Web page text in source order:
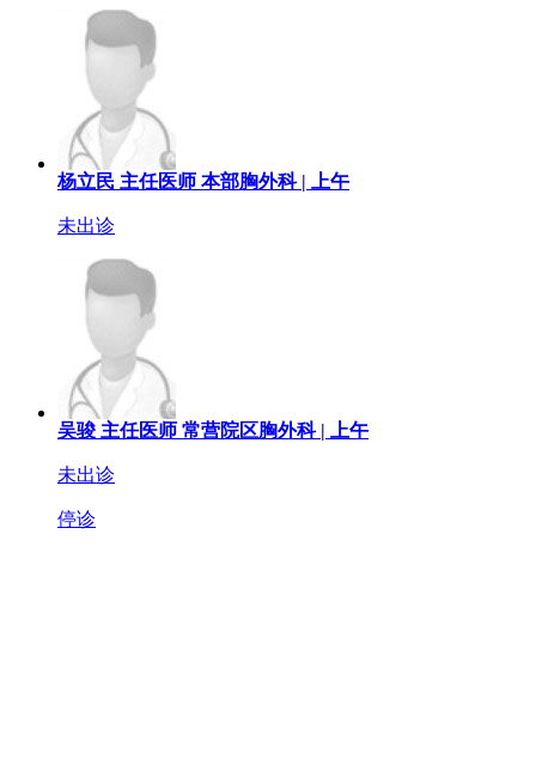
杨立民 主任医师 本部胸外科 | 上午
未出诊
吴骏 主任医师 常营院区胸外科 | 上午
未出诊
停诊